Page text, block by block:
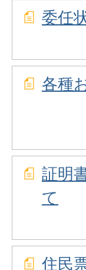
委任
各種
証明
て
住⺠